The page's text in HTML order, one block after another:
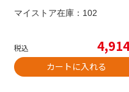
マイストア在庫： 102
税込
カートに入れる